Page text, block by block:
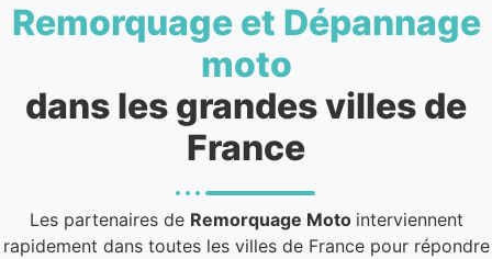
Remorquage et Dépannage
moto
dans les grandes villes de
France
Les partenaires de Remorquage Moto interviennent
rapidement dans toutes les villes de France pour répondre